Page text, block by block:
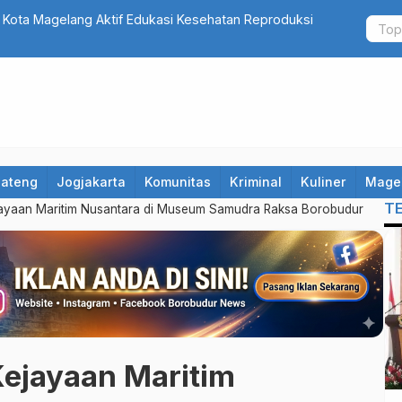
Magelang Aktif Edukasi Kesehatan Reproduksi
Geruduk
Kades
Jogjakarta Komunitas Kriminal Kuliner
Maritim Nusantara di Museum Samudra Raksa Borobudur
Maritim